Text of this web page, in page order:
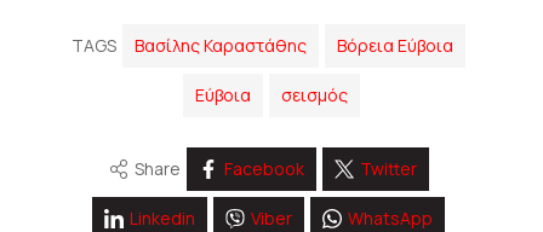
TAGS Βασίλης Καραστάθης Βόρεια Εύβοια
Εύβοια σεισμός
Share Facebook Twitter
Linkedin Viber WhatsApp